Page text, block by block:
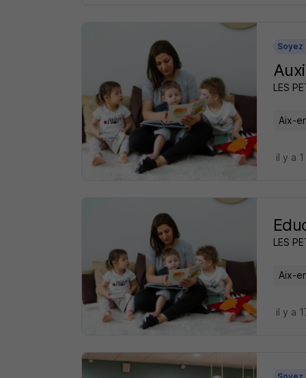
Soyez
LES
Aix-
il y a
LES
Aix-
il y a